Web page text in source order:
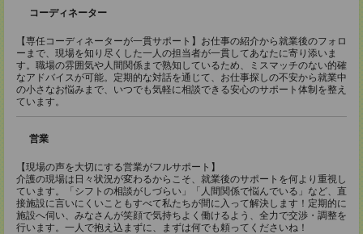
コーディネーター
【専任コーディネーターが一貫サポート】お仕事の紹介から就業後のフォロ
ーまで、現場を知り尽くした一人の担当者が一貫してあなたに寄り添いま
す。職場の雰囲気や人間関係まで熟知しているため、ミスマッチのない的確
なアドバイスが可能。定期的な対話を通じて、お仕事探しの不安から就業中
の小さなお悩みまで、いつでも気軽に相談できる安心のサポート体制を整え
ています。
営業
【現場の声を大切にする営業がフルサポート】
介護の現場は日々状況が変わるからこそ、就業後のサポートを何より重視し
ています。「シフトの相談がしづらい」「人間関係で悩んでいる」など、直
接施設に言いにくいこともすべて私たちが間に入って解決します！定期的に
施設へ伺い、みなさんが笑顔で気持ちよく働けるよう、全力で交渉・調整を
行います。一人で抱え込まずに、まずは何でも頼ってくださいね！